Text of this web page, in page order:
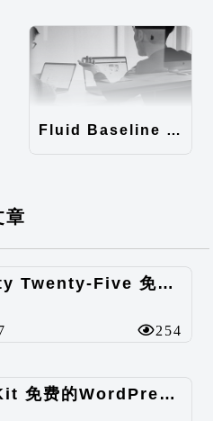
Fluid Baseline Grid主题汉化包
章
Twenty Twenty-Five 免费的WordPress内容主题
254
Site Kit 免费的WordPress数据统计插件